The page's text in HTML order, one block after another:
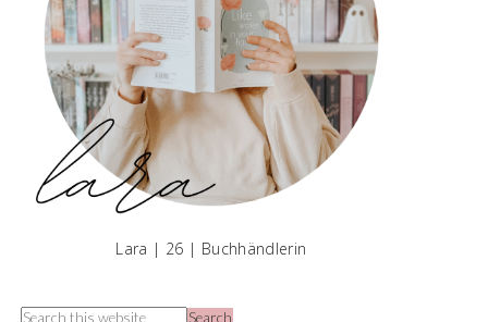
Lara | 26 | Buchhändlerin